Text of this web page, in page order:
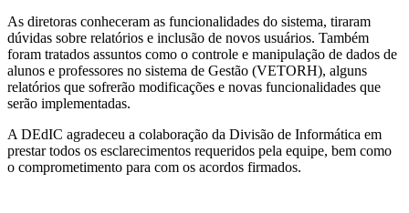
As diretoras conheceram as funcionalidades do sistema, tiraram
dúvidas sobre relatórios e inclusão de novos usuários. Também
foram tratados assuntos como o controle e manipulação de dados de
alunos e professores no sistema de Gestão (VETORH), alguns
relatórios que sofrerão modificações e novas funcionalidades que
serão implementadas.
A DEdIC agradeceu a colaboração da Divisão de Informática em
prestar todos os esclarecimentos requeridos pela equipe, bem como
o comprometimento para com os acordos firmados.